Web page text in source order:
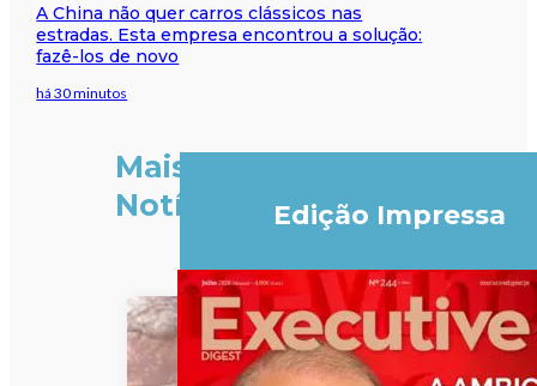
A China não quer carros clássicos nas
estradas. Esta empresa encontrou a solução:
fazê-los de novo
há 30 minutos
Mais
Notícias
Edição Impressa